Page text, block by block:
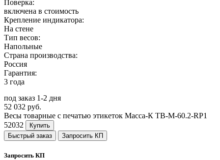
Поверка:
включена в стоимость
Крепление индикатора:
На стене
Тип весов:
Напольные
Страна производства:
Россия
Гарантия:
3 года
под заказ 1-2 дня
52 032 руб.
Весы товарные с печатью этикеток Масса-К ТВ-M-60.2-RP1
52032
Купить
Быстрый заказ
Запросить КП
Запросить КП